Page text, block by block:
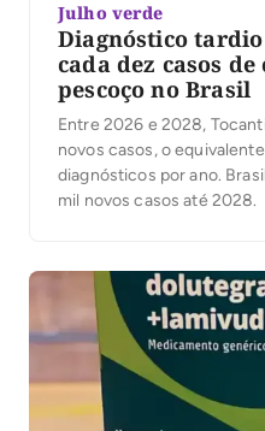
Julho verde
Diagnóstico
cada dez casos de
pescoço no Brasil
Entre 2026 e 2028,
novos casos, o
diagnósticos por ano.
mil novos casos até 2028.